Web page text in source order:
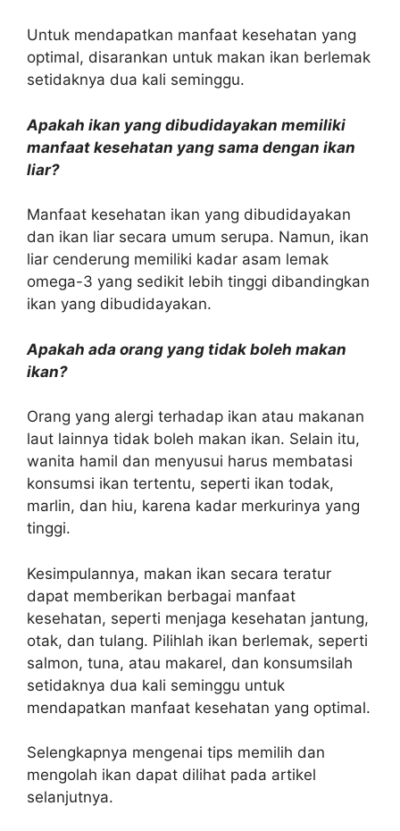
Untuk mendapatkan manfaat kesehatan yang
optimal, disarankan untuk makan ikan berlemak
setidaknya dua kali seminggu.
Apakah ikan yang dibudidayakan memiliki
manfaat kesehatan yang sama dengan ikan
liar?
Manfaat kesehatan ikan yang dibudidayakan
dan ikan liar secara umum serupa. Namun, ikan
liar cenderung memiliki kadar asam lemak
omega-3 yang sedikit lebih tinggi dibandingkan
ikan yang dibudidayakan.
Apakah ada orang yang tidak boleh makan
ikan?
Orang yang alergi terhadap ikan atau makanan
laut lainnya tidak boleh makan ikan. Selain itu,
wanita hamil dan menyusui harus membatasi
konsumsi ikan tertentu, seperti ikan todak,
marlin, dan hiu, karena kadar merkurinya yang
tinggi.
Kesimpulannya, makan ikan secara teratur
dapat memberikan berbagai manfaat
kesehatan, seperti menjaga kesehatan jantung,
otak, dan tulang. Pilihlah ikan berlemak, seperti
salmon, tuna, atau makarel, dan konsumsilah
setidaknya dua kali seminggu untuk
mendapatkan manfaat kesehatan yang optimal.
Selengkapnya mengenai tips memilih dan
mengolah ikan dapat dilihat pada artikel
selanjutnya.